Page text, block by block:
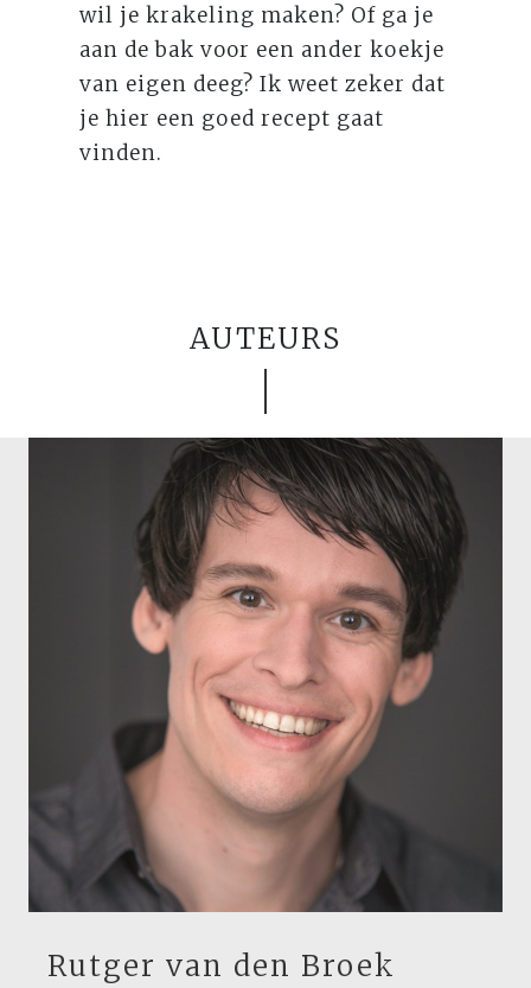
wil je krakeling maken? Of ga je
aan de bak voor een ander koekje
van eigen deeg? Ik weet zeker dat
je hier een goed recept gaat
vinden.
AUTEURS
Rutger van den Broek